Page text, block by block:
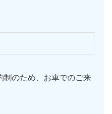
制のため、お車でのご来